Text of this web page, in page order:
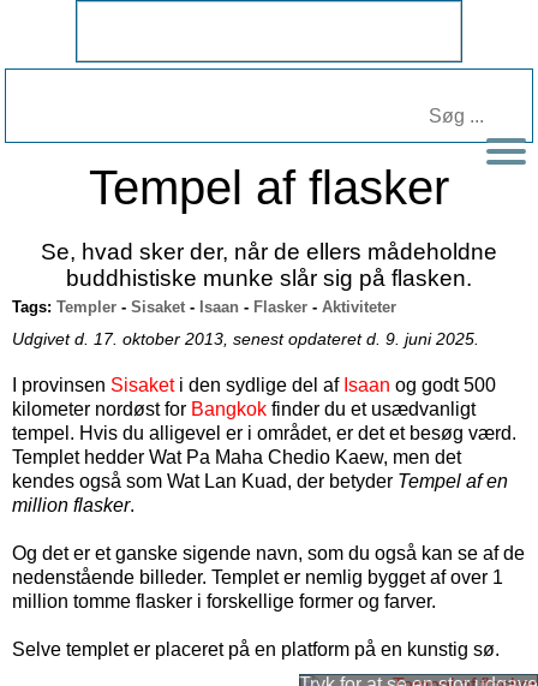
Tempel af flasker
Se, hvad sker der, når de ellers mådeholdne
buddhistiske munke slår sig på flasken.
Tags: Templer - Sisaket - Isaan - Flasker - Aktiviteter
Udgivet d. 17. oktober 2013, senest opdateret d. 9. juni 2025.
I provinsen Sisaketi den sydlige del af Isaan og godt 500
kilometer nordøst for Bangkok finder du et usædvanligt
tempel. Hvis du alligevel er i området, er det et besøg værd.
Templet hedder Wat Pa Maha Chedio Kaew, men det
kendes også som Wat Lan Kuad, der betyder Tempel af en
million flasker.
Og det er et ganske sigende navn, som du også kan se af de
nedenstående billeder. Templet er nemlig bygget af over 1
million tomme flasker i forskellige former og farver.
Selve templet er placeret på en platform på en kunstig sø.